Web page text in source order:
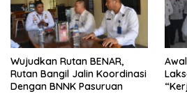
Wujudkan Rutan BENAR,
Rutan Bangil Jalin Koordinasi
Dengan BNNK Pasuruan